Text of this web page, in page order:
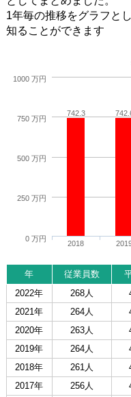
1年毎の推移をグラフと
知ることができます
742.3
2018
0 万円
250 万円
500 万円
750 万円
1000 万円
年 従業員数
2022年
268人
2021年
264人
2020年
263人
2019年
264人
2018年
261人
2017年
256人